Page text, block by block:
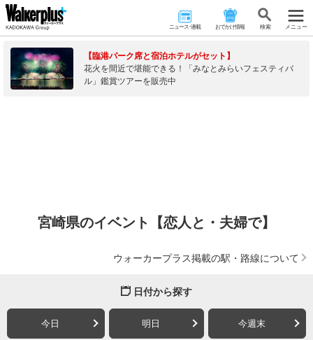
ニュース･連載 おでかけ情報 検 索 メニュー
【臨港パーク席と宿泊ホテルがセット】
花火を間近で堪能できる！「みなとみらいフェスティバ
ル」鑑賞ツアーを販売中
宮崎県のイベント【恋人と・夫婦で】
ウォーカープラス掲載の駅・路線について
日付から探す
今日 明日 今週末